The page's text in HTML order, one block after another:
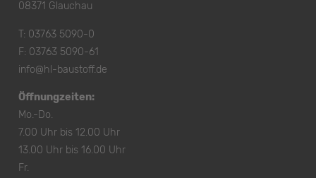
08371 Glauchau
T: 03763 5090-0
F: 03763 5090-61
info@hl-baustoff.de
Öffnungzeiten:
Mo.-Do.
7.00 Uhr bis 12.00 Uhr
13.00 Uhr bis 16.00 Uhr
Fr.